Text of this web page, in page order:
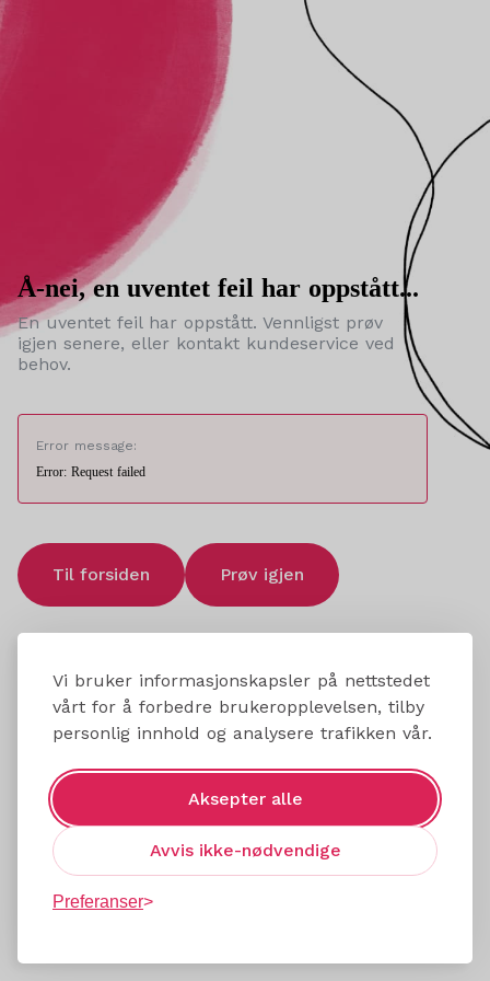
Vi bruker informasjonskapsler på nettstedet
vårt for å forbedre brukeropplevelsen, tilby
personlig innhold og analysere trafikken vår.
Aksepter alle
Avvis ikke-nødvendige
Preferanser
Å-nei, en uventet feil har oppstått...
En uventet feil har oppstått. Vennligst prøv
igjen senere, eller kontakt kundeservice ved
behov.
Error message:
Error: Request failed
Til forsiden Prøv igjen